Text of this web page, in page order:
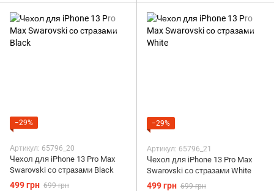
−29%
Артикул: 65796_20
Чехол для iPhone 13 Pro Max
Swarovski со стразами Black
499 грн 699 грн
−29%
Артикул: 65796_21
Чехол для iPhone 13 Pro Max
Swarovski со стразами White
499 грн 699 грн